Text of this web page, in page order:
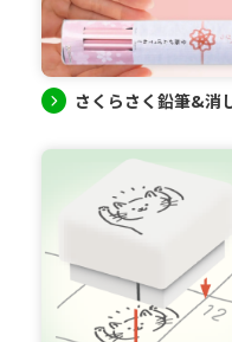
さくらさく鉛筆&消